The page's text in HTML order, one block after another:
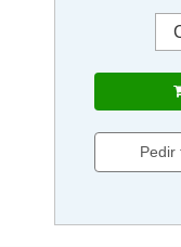
Pedir